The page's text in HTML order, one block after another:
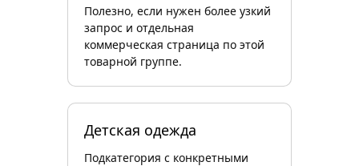
Полезно, если нужен более узкий
запрос и отдельная
коммерческая страница по этой
товарной группе.
Детская одежда
Подкатегория с конкретными